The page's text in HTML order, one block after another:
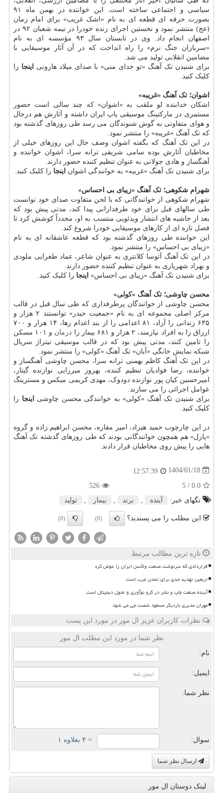
سیاسی و اجتماعی ساخته است. این خواننده در بهمن ماه ۹۱
بصورت حرفه ای قطعه ای به نام «اشک غریب» برای امام زمان
(عج) منتشر نمود و نخستین اجرای زنده خودرا در نیمه شعبان ۹۲ در
اصفهان انجام داد. وی در تابستان سال ۹۳ مؤسسه ای به نام
«سربازان جنگ نرم» را راه انداخت که در آن آثار موسیقایی با
مضامین انقلابی تولید می شد.
برای شنیدن تک آهنگ «تو خدای منی» با صدای میلاد هارونی اینجا را
کلیک کنید.
اشوان؛ تک آهنگ «غریبه»
اشکان خدابنده لو ملقب به «اشوان» که چند سالی است حضور
مستمری در مارکتینگ موسیقی پاپ ایران داشته و آثارش هم درحال
و هوای متفاوتی به گوش شنوندگان می رسد طی روزهای گذشته بود
که تک آهنگ «غریبه» را منتشر نمود.
در این تک آهنگ که بگفته اشوان وصف حال این روزهای خیلی از
مخاطبان آثارش بوده سامی شریفی ترانه سرا، اشوان خواننده و
آهنگساز و هادی جولانی به عنوان تنظیم کننده حضور دارند.
برای شنیدن تک آهنگ «غریبه» به خوانندگی اشوان اینجا را کلیک کنید.
شهرام شکوهی؛ تک آهنگ «زیبای بی احساس»
شهرام شکوهی از خوانندگانی که با لحن متفاوت صدای خود توانست
طی سالهای قبل برای خود طرفدارانی پیدا کند، مدتی پیش بود که
بعد از حاشیه های انتشار ویدئویی منتسب به او، مجدداً کوشش کرد تا
فصل تازه ای از کارهای موسیقایی خودرا شروع کند.
این خواننده طی روزهای گذشته بود که قطعه عاشقانه ای به نام
«زیبای بی احساس» را منتشر نمود.
در این تک آهنگ آتوسا کلانتری به عنوان شاعر، عماد طغرایی ملودی
و بهراد شهریاری به عنوان تنظیم کننده حضور دارند.
برای شنیدن تک آهنگ «زیبای بی احساس» اینجا را کلیک کنید.
محسن چاوشی؛ تک آهنگ «کولی»
محسن چاوشی از خوانندگان پرطرفداری که طی سال قبل در قالب
مرکز اصلی مجموعه ای به نام «جمعیت حیدر» توانستند ۲ هزار و
۶۳۵ زندانی را آزاد، ۸۱ اعدامی را از بند اعدام رها، ۱۴ هزار و ۷۰۰
ارزاق را به افراد نیازمند، ۲ هزار و ۶۸۱ بیمار را
درمان
و ۱۰۱ مسکن
را تامین کنند، مدتی پیش بود که در قالب موسیقی تیتراژ سریال
شبکه نمایش خانگی «آبان» تک آهنگ «کولی» را منتشر نمود.
در این تک آهنگ کاظم بهمنی ترانه سرا، محسن چاوشی آهنگساز و
خواننده، رضا فوادیان تنظیم کننده، بهروز میرزایی نوازنده گیتار،
امیرحسین کیان پور نوازنده دودوک، مهدی کریمی میکس و مسترینگ
عوامل اجرائی را می سازند.
برای شنیدن تک آهنگ «کولی» به خوانندگی محسن چاوشی اینجا را
کلیک کنید.
در این چارچوب حمید هیراد، امیر مقاره، محسن ابراهیم زاده و گروه
«پازل» هم همچون خوانندگانی بودند که طی روزهای گذشته تک آهنگ
هایی را پیش روی مخاطبان قرار دادند.
1404/01/18
12:57:39
0.0
/ 5
526
تگهای خبر:
آینده برند بیمار تولید
این مطلب را می پسندید؟ (0)
(0)
تازه ترین مطالب مرتبط
قراردادی که سرنوشت صنعت واکسن ایران را عوض کرد
اربعین تهدید جدی برای تمدن غرب است
آینده صنعت چاپ و نشر در گرو نوآوری و تحول دیجیتال است
مهران مدیری باردیگر مسعود شصت چی می شود
نظرات کاربران عزیز ال مور در مورد این پست
نظر شما در مورد این مطلب ال مور
نام:
ایمیل:
نظر شما:
سوال: = ۴ بعلاوه ۱
ارسال نظر شما
لینک دوستان ال مور